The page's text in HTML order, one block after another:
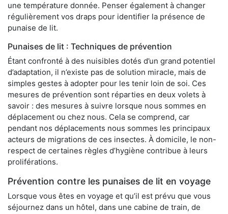
une température donnée. Penser également à changer
régulièrement vos draps pour identifier la présence de
punaise de lit.
Punaises de lit : Techniques de prévention
Étant confronté à des nuisibles dotés d’un grand potentiel
d’adaptation, il n’existe pas de solution miracle, mais de
simples gestes à adopter pour les tenir loin de soi. Ces
mesures de prévention sont réparties en deux volets à
savoir : des mesures à suivre lorsque nous sommes en
déplacement ou chez nous. Cela se comprend, car
pendant nos déplacements nous sommes les principaux
acteurs de migrations de ces insectes. À domicile, le non-
respect de certaines règles d’hygiène contribue à leurs
proliférations.
Prévention contre les punaises de lit en voyage
Lorsque vous êtes en voyage et qu’il est prévu que vous
séjournez dans un hôtel, dans une cabine de train, de